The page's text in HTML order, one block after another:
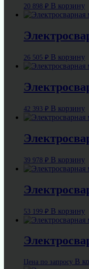
20 898 ₽ В корзину
26 505 ₽ В корзину
42 393 ₽ В корзину
39 978 ₽ В корзину
53 199 ₽ В корзину
Цена по запросу В